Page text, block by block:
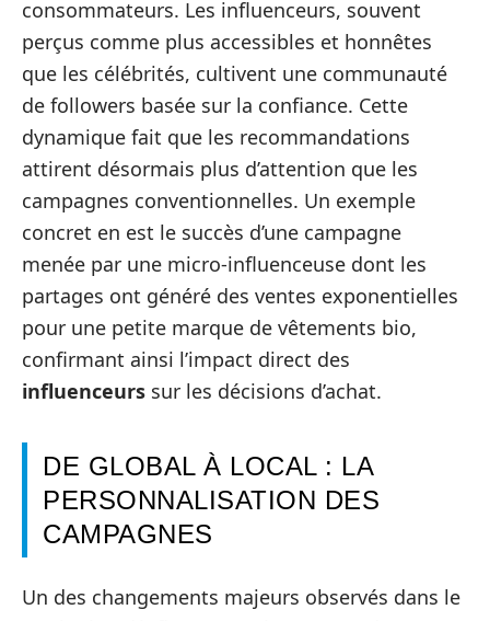
consommateurs. Les influenceurs, souvent
perçus comme plus accessibles et honnêtes
que les célébrités, cultivent une communauté
de followers basée sur la confiance. Cette
dynamique fait que les recommandations
attirent désormais plus d’attention que les
campagnes conventionnelles. Un exemple
concret en est le succès d’une campagne
menée par une micro-influenceuse dont les
partages ont généré des ventes exponentielles
pour une petite marque de vêtements bio,
confirmant ainsi l’impact direct des
influenceurs sur les décisions d’achat.
DE GLOBAL À LOCAL : LA
PERSONNALISATION DES
CAMPAGNES
Un des changements majeurs observés dans le